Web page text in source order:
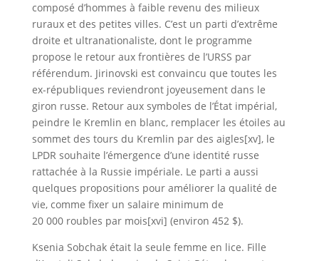
composé d’hommes à faible revenu des milieux
ruraux et des petites villes. C’est un parti d’extrême
droite et ultranationaliste, dont le programme
propose le retour aux frontières de l’URSS par
référendum. Jirinovski est convaincu que toutes les
ex-républiques reviendront joyeusement dans le
giron russe. Retour aux symboles de l’État impérial,
peindre le Kremlin en blanc, remplacer les étoiles au
sommet des tours du Kremlin par des aigles[xv], le
LPDR souhaite l’émergence d’une identité russe
rattachée à la Russie impériale. Le parti a aussi
quelques propositions pour améliorer la qualité de
vie, comme fixer un salaire minimum de
20 000 roubles par mois[xvi] (environ 452 $).
Ksenia Sobchak était la seule femme en lice. Fille